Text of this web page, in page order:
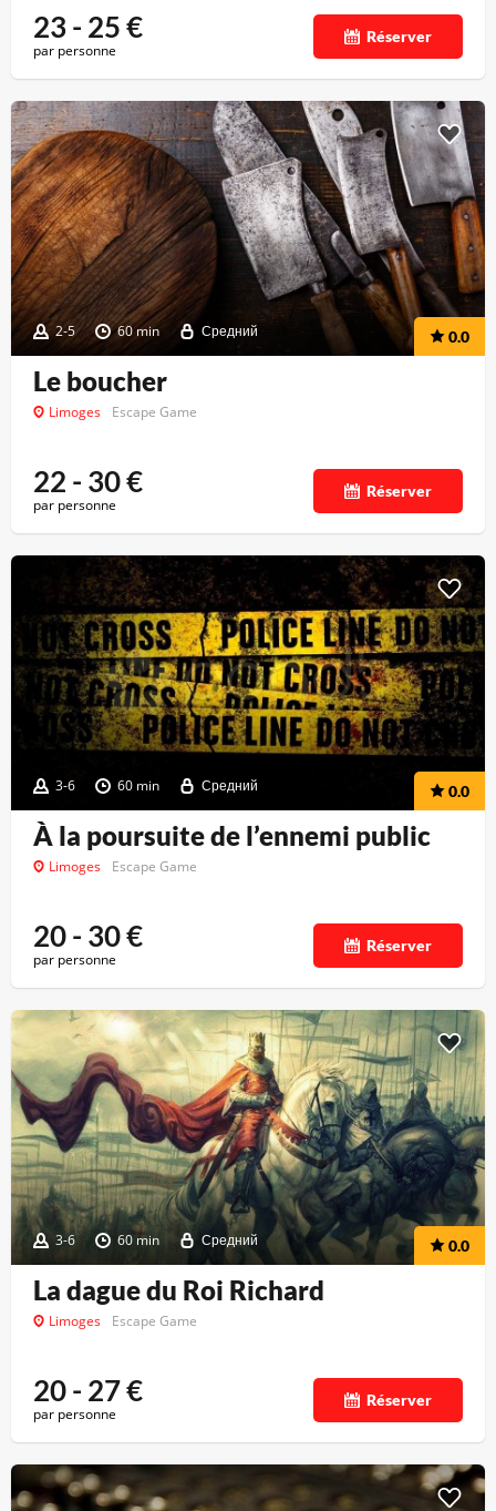
23 - 25€
par personne
Réserver
2-5 60 min Средний 0.0
Le boucher
Limoges Escape Game
22 - 30€
par personne
Réserver
3-6 60 min Средний 0.0
À la poursuite de l’ennemi public
Limoges Escape Game
20 - 30€
par personne
Réserver
3-6 60 min Средний 0.0
La dague du Roi Richard
Limoges Escape Game
20 - 27€
par personne
Réserver